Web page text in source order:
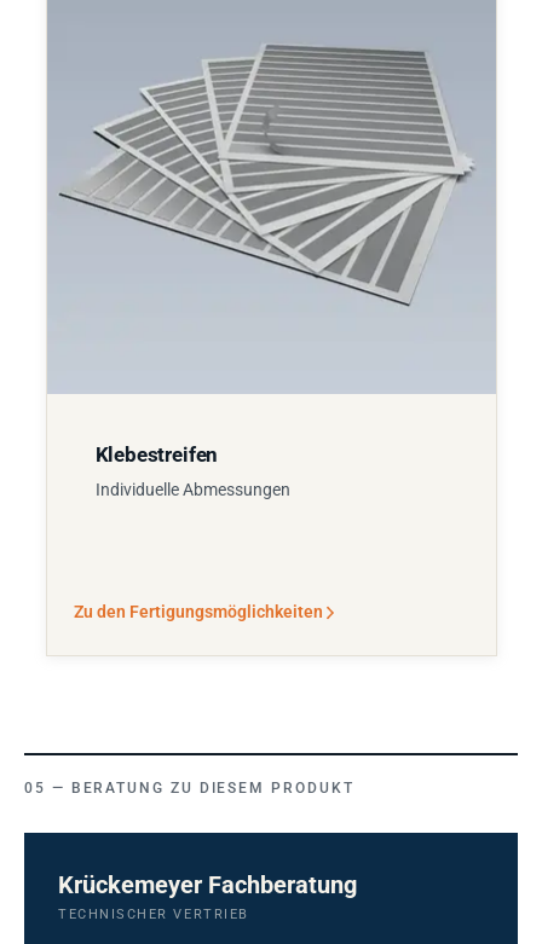
Klebestreifen
Individuelle Abmessungen
Zu den Fertigungsmöglichkeiten
BERATUNG ZU DIESEM PRODUKT
Krückemeyer Fachberatung
TECHNISCHER VERTRIEB